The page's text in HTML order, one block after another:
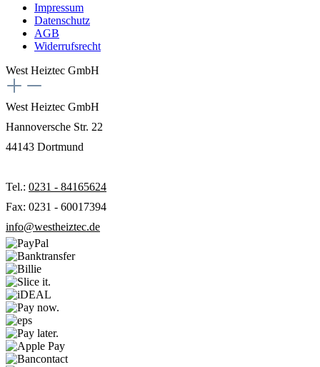
Impressum
Datenschutz
AGB
Widerrufsrecht
West Heiztec GmbH
West Heiztec GmbH
Hannoversche Str. 22
44143 Dortmund
Tel.: 0231 - 84165624
Fax: 0231 - 60017394
info@westheiztec.de